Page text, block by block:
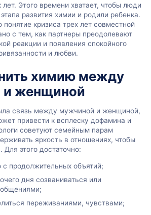
лет. Этого времени хватает, чтобы люди
развития химии и родили ребенка.
понятие кризиса трех лет совместной
с тем, как партнеры преодолевают
реакции и появления спокойного
и любви.
химию между
женщиной
связь между мужчиной и женщиной,
привести к всплеску дофамина и
советуют семейным парам
яркость в отношениях, чтобы
Для этого достаточно:
с продолжительных объятий;
дня созваниваться или
переживаниями, чувствами;